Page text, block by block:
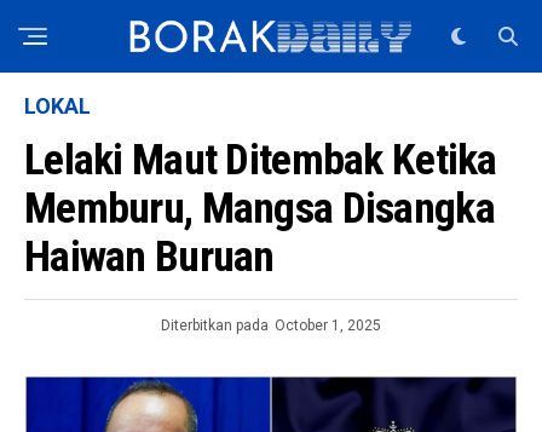
LOKAL
Lelaki Maut Ditembak Ketika
Memburu, Mangsa Disangka
Haiwan Buruan
Diterbitkan pada October 1, 2025